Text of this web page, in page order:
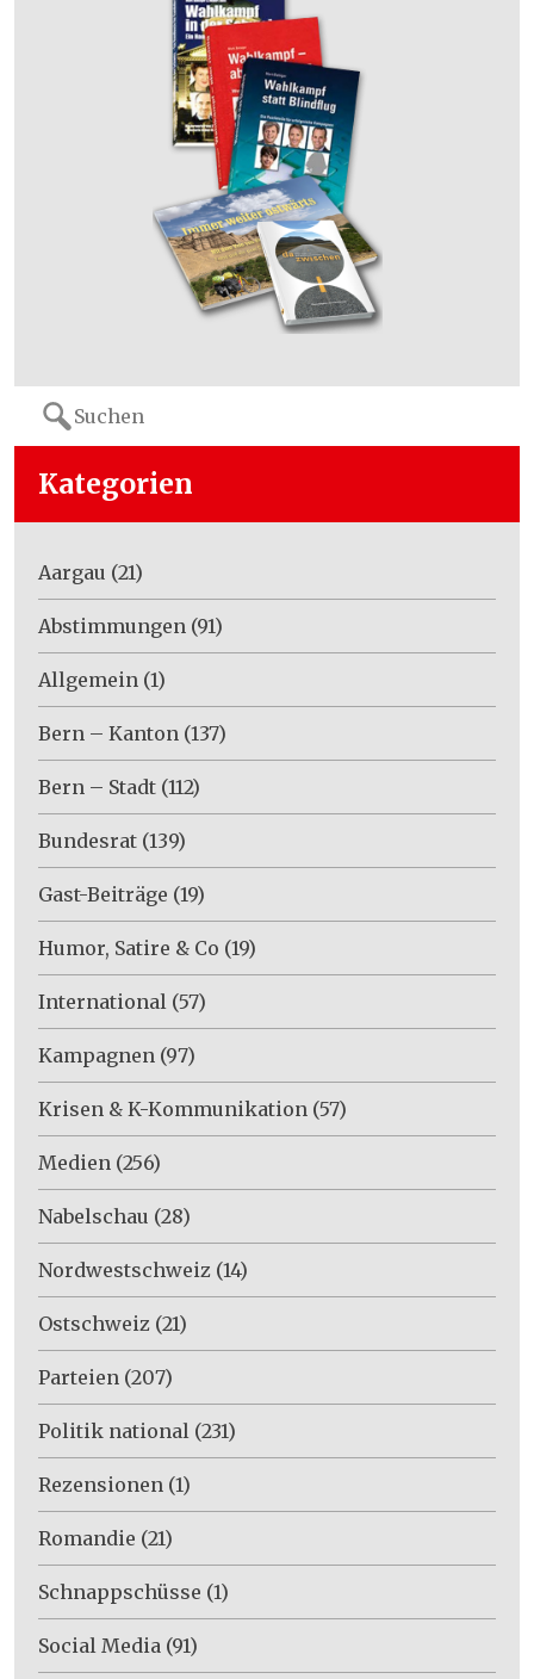
Search
for:
Kategorien
Aargau (21)
Abstimmungen (91)
Allgemein (1)
Bern – Kanton (137)
Bern – Stadt (112)
Bundesrat (139)
Gast-Beiträge (19)
Humor, Satire & Co (19)
International (57)
Kampagnen (97)
Krisen & K-Kommunikation (57)
Medien (256)
Nabelschau (28)
Nordwestschweiz (14)
Ostschweiz (21)
Parteien (207)
Politik national (231)
Rezensionen (1)
Romandie (21)
Schnappschüsse (1)
Social Media (91)